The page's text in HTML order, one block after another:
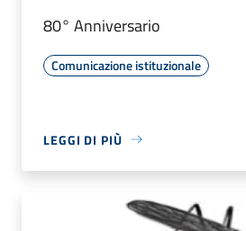
80° Anniversario
Comunicazione istituzionale
LEGGI DI PIÙ